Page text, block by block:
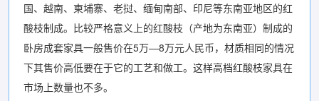
国、越南、柬埔寨、老挝、缅甸南部、印尼等东南亚地区的红
酸枝制成。比较严格意义上的红酸枝（产地为东南亚）制成的
卧房成套家具一般售价在5万—8万元人民币，材质相同的情况
下其售价高低要在于它的工艺和做工。这样高档红酸枝家具在
市场上数量也不多。